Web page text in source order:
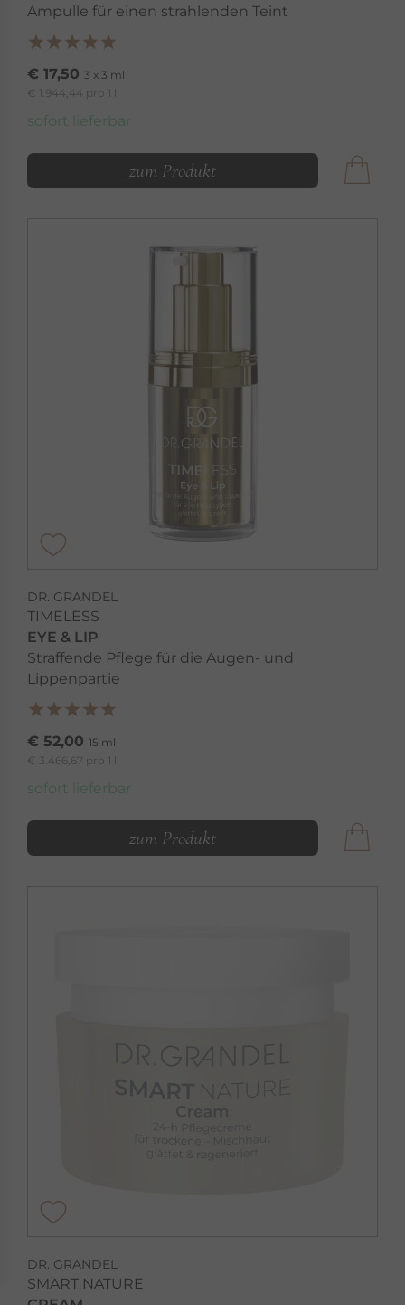
Ampulle für einen strahlenden Teint
€ 17,50 3 x 3 ml
€ 1.944,44 pro 1 l
sofort lieferbar
zum Produkt
DR. GRANDEL
TIMELESS
EYE & LIP
Straffende Pflege für die Augen- und
Lippenpartie
€ 52,00 15 ml
€ 3.466,67 pro 1 l
sofort lieferbar
zum Produkt
DR. GRANDEL
SMART NATURE